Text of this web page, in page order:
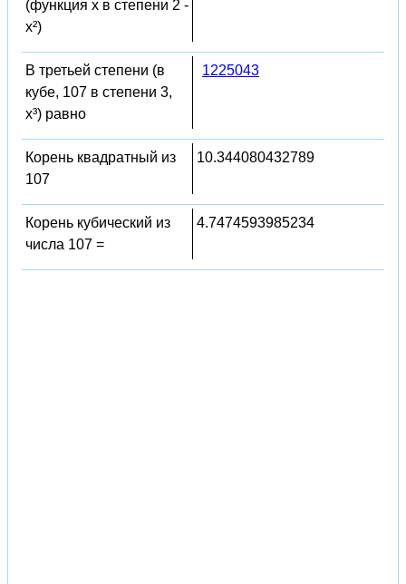
(функция x в степени 2 -
x²)
В третьей степени (в
кубе, 107 в степени 3,
x³) равно
1225043
Корень квадратный из
107
10.344080432789
Корень кубический из
числа 107 =
4.7474593985234